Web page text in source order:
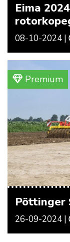
Eima
08-10-2024 |
Premium
Pöttinger
26-09-2024 |